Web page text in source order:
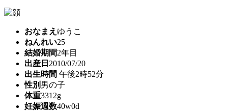
おなまえ ゆうこ
ねんれい25
結婚期間2年目
出産日 2010/07/20
出生時間 午後2時52分
性別 男の子
体重3312g
妊娠週数40w0d